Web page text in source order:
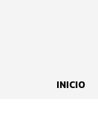
INICIO